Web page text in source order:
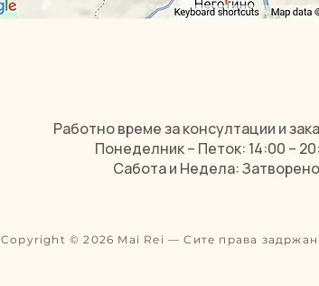
Работно време за консултации и
Понеделник – Петок: 14:00 –
Сабота и Недела: Затворено
Copyright © 2026 Mai Rei — Сите права